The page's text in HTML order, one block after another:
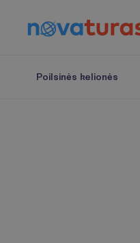
Poilsinės kelionės